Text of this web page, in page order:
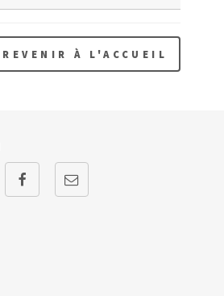
REVENIR À L'ACCUEIL